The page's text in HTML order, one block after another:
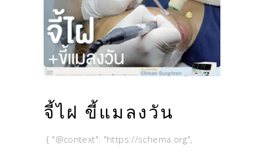
จี้ไฝ ขี้แมลงวัน
{ "@context": "https://schema.org",